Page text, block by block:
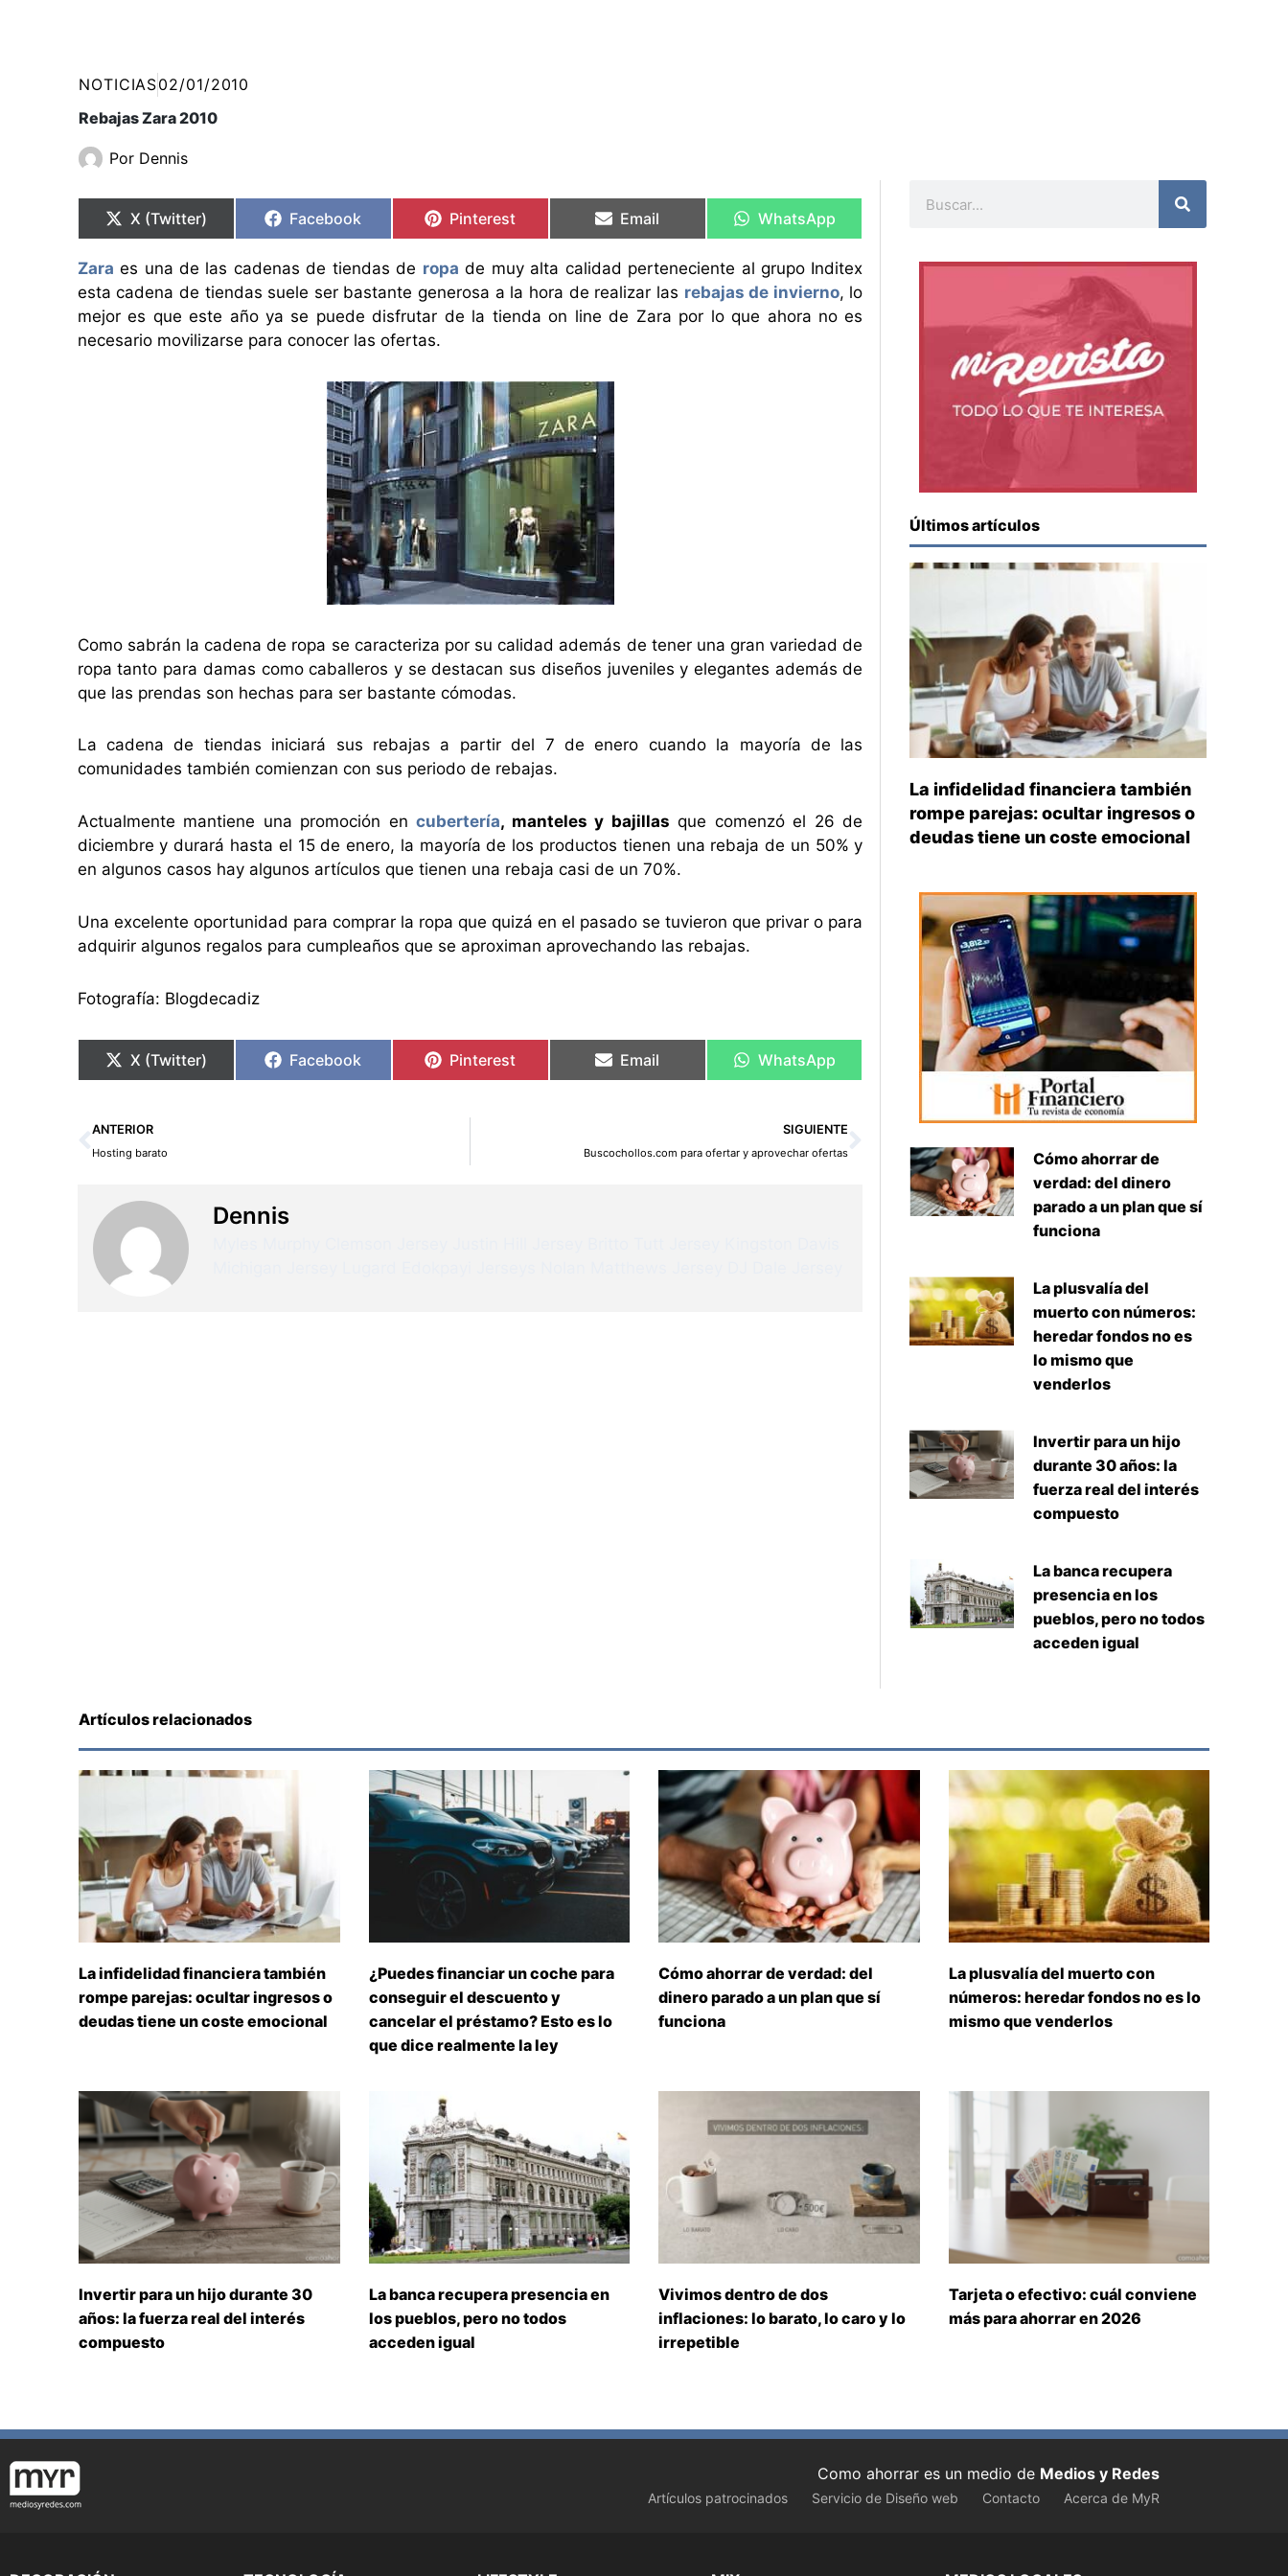
NOTICIAS02/01/2010
Rebajas Zara 2010
Por Dennis
en
X (Twitter)
en
Facebook
en
Pinterest
en
Email
en
WhatsApp
Zara es una de las cadenas de tiendas de ropa de muy alta calidad perteneciente al grupo Inditex
esta cadena de tiendas suele ser bastante generosa a la hora de realizar las rebajas de invierno, lo
mejor es que este año ya se puede disfrutar de la tienda on line de Zara por lo que ahora no es
necesario movilizarse para conocer las ofertas.
Como sabrán la cadena de ropa se caracteriza por su calidad además de tener una gran variedad de
ropa tanto para damas como caballeros y se destacan sus diseños juveniles y elegantes además de
que las prendas son hechas para ser bastante cómodas.
La cadena de tiendas iniciará sus rebajas a partir del 7 de enero cuando la mayoría de las
comunidades también comienzan con sus periodo de rebajas.
Actualmente mantiene una promoción encubertería, manteles y bajillas que comenzó el 26 de
diciembre y durará hasta el 15 de enero, la mayoría de los productos tienen una rebaja de un 50% y
en algunos casos hay algunos artículos que tienen una rebaja casi de un 70%.
Una excelente oportunidad para comprar la ropa que quizá en el pasado se tuvieron que privar o para
adquirir algunos regalos para cumpleaños que se aproximan aprovechando las rebajas.
Fotografía: Blogdecadiz
en
X (Twitter)
en
Facebook
en
Pinterest
en
Email
en
WhatsApp
Ant
ANTERIOR
Hosting barato
SIGUIENTE
Buscochollos.com para ofertar y aprovechar ofertas
Siguiente
Dennis
Últimos artículos
La infidelidad financiera también
rompe parejas: ocultar ingresos o
deudas tiene un coste emocional
Cómo ahorrar de
verdad: del dinero
parado a un plan que sí
funciona
La plusvalía del
muerto con números:
heredar fondos no es
lo mismo que
venderlos
Invertir para un hijo
durante 30 años: la
fuerza real del interés
compuesto
La banca recupera
presencia en los
pueblos, pero no todos
acceden igual
Artículos relacionados
La infidelidad financiera también
rompe parejas: ocultar ingresos o
deudas tiene un coste emocional
¿Puedes financiar un coche para
conseguir el descuento y
cancelar el préstamo? Esto es lo
que dice realmente la ley
Cómo ahorrar de verdad: del
dinero parado a un plan que sí
funciona
La plusvalía del muerto con
números: heredar fondos no es lo
mismo que venderlos
Invertir para un hijo durante 30
años: la fuerza real del interés
compuesto
La banca recupera presencia en
los pueblos, pero no todos
acceden igual
Vivimos dentro de dos
inflaciones: lo barato, lo caro y lo
irrepetible
Tarjeta o efectivo: cuál conviene
más para ahorrar en 2026
Como ahorrar es un medio de Medios y Redes
Artículos patrocinados Servicio de Diseño web Contacto Acerca de MyR